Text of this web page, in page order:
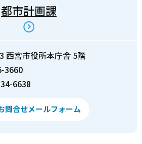
都市計画課
西宮市役所本庁舎 5階
3660
6638
問合せメールフォーム